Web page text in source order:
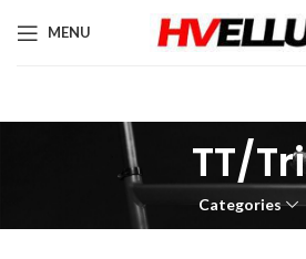
MENU
TT/Tri
Categories